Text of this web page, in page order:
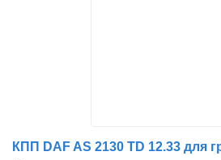
КПП DAF AS 2130 TD 12.33 для